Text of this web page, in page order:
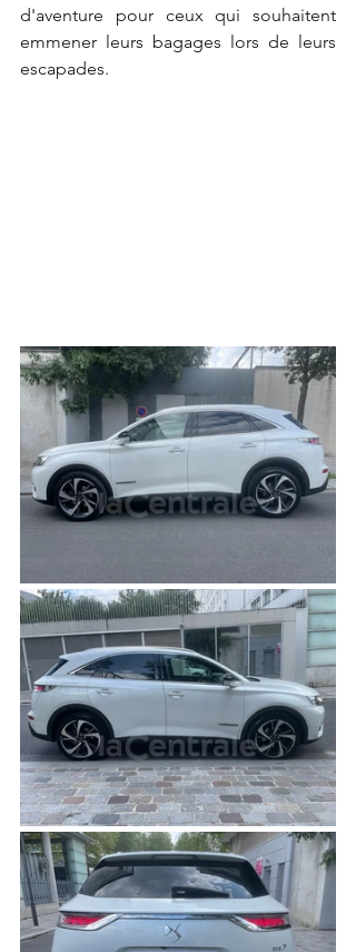
d'aventure pour ceux qui souhaitent
emmener leurs bagages lors de leurs
escapades.